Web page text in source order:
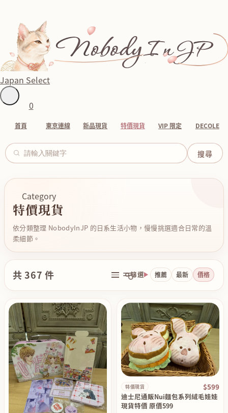
Japan Select
0
首頁 東京連線 新品現貨 特價現貨 VIP 限定 DECOLE
Category
特價現貨
依分類整理 NobodyInJP 的日系生活小物，慢慢挑選適合日常的溫
柔細節。
共 367 件 篩選 推薦 最新 價格
特價現貨 $599
迪士尼通販Nui麵包系列絨毛娃娃
現貨特價 原價599